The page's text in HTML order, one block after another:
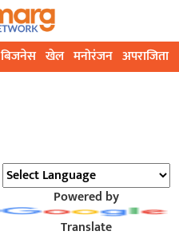
बिजनेस खेल मनोरंजन अपराजिता
Powered by
Translate